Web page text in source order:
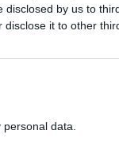
disclosed by us to
disclose it to other
data.
bollette di
novembre alle
di benvenuto.
valida per una